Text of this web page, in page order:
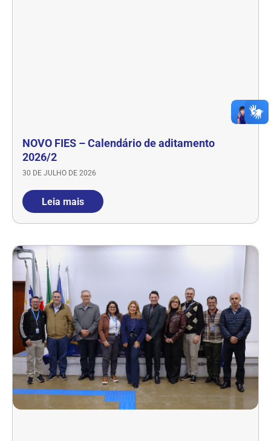
NOVO FIES – Calendário de aditamento
2026/2
30 DE JULHO DE 2026
Leia mais